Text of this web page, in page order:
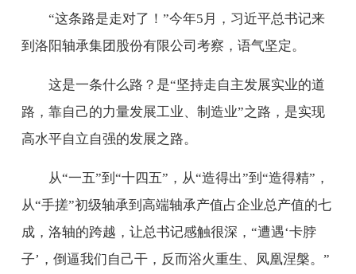
“这条路是走对了！”今年5月，习近平总书记来
到洛阳轴承集团股份有限公司考察，语气坚定。
这是一条什么路？是“坚持走自主发展实业的道
路，靠自己的力量发展工业、制造业”之路，是实现
高水平自立自强的发展之路。
从“一五”到“十四五”，从“造得出”到“造得精”，
从“手搓”初级轴承到高端轴承产值占企业总产值的七
成，洛轴的跨越，让总书记感触很深，“遭遇‘卡脖
子’，倒逼我们自己干，反而浴火重生、凤凰涅槃。”